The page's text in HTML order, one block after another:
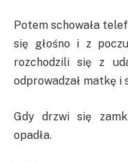
Potem schowała
się głośno i z
rozchodzili się z
odprowadzał matkę i
Gdy drzwi się
opadła.